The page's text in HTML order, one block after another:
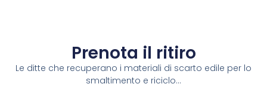
Prenota il ritiro
Le ditte che recuperano i materiali di scarto edile per lo
smaltimento e riciclo...